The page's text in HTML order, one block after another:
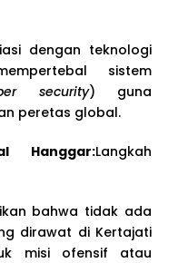
dengan teknologi
sistem
security) guna
peretas global.
Hanggar:Langkah
bahwa tidak ada
dirawat di Kertajati
misi ofensif atau